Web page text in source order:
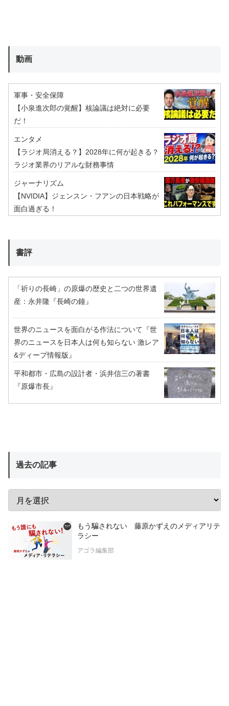
動画
軍事・安全保障
【小泉進次郎の覚醒】核論議は絶対に必要
だ！
エンタメ
【ラジオ局消える？】2028年に何が起きる？
ラジオ業界のリアルな財務事情
ジャーナリズム
【NVIDIA】ジェンスン・フアンの日本戦略が
面白過ぎる！
書評
「祈りの長崎」の原爆の歴史と二つの世界遺
産：永井隆『長崎の鐘』
世界のニュースを面白がる作法について『世
界のニュースを日本人は何も知らない 激レア
&ディープ情報版』
平和都市・広島の設計者・浜井信三の著書
『原爆市長』
過去の記事
もう騙されない 藤原かずえのメディアリテ
ラシー
アゴラ編集部